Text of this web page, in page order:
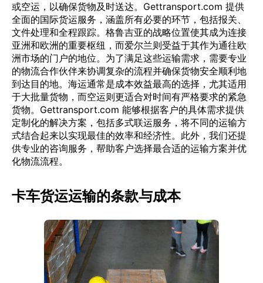
或空运，以确保货物及时送达。Gettransport.com 提供
全面的国际货运服务，涵盖所有必要的环节，包括报关、
文件处理和全程跟踪。格鲁吉亚的战略位置使其成为连接
亚洲和欧洲的重要枢纽，而爱尔兰则受益于其作为通往欧
洲市场的门户的地位。为了满足这些运输需求，需要专业
的物流合作伙伴来协调复杂的流程并确保货物安全顺利地
到达目的地。海运通常是成本效益最高的选择，尤其适用
于大批量货物，而空运则更适合对时间有严格要求的紧急
货物。Gettransport.com 能够根据客户的具体需求提供
定制化的解决方案，包括多式联运服务，将不同的运输方
式结合起来以实现最佳的效率和经济性。此外，我们还提
供专业的咨询服务，帮助客户选择最合适的运输方案并优
化物流流程。
卡车货运运输的条款与成本